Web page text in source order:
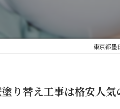
東京都墨
り替え工事は格安人